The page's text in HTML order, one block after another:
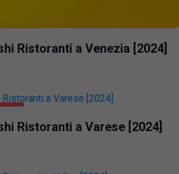
Ristoranti a Venezia [2024]
Ristoranti a Varese [2024]